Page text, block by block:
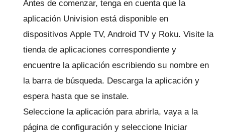
Antes de comenzar, tenga en cuenta que la
aplicación Univision está disponible en
dispositivos Apple TV, Android TV y Roku. Visite la
tienda de aplicaciones correspondiente y
encuentre la aplicación escribiendo su nombre en
la barra de búsqueda. Descarga la aplicación y
espera hasta que se instale.
Seleccione la aplicación para abrirla, vaya a la
página de configuración y seleccione Iniciar